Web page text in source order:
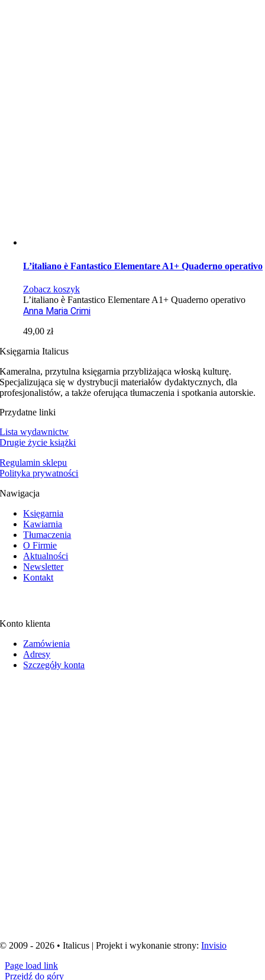
L’italiano è Fantastico Elementare A1+ Quaderno operativo
Zobacz koszyk
L’italiano è Fantastico Elementare A1+ Quaderno operativo
Anna Maria Crimi
49,00zł
Księgarnia Italicus
Kameralna, przytulna księgarnia przybliżająca włoską kulturę.
Specjalizująca się w dystrybucji materiałów dydaktycznych, dla
profesjonalistów, a także oferująca tłumaczenia i spotkania autorskie.
Przydatne linki
Lista wydawnictw
Drugie życie książki
Regulamin sklepu
Polityka prywatności
Nawigacja
Księgarnia
Kawiarnia
Tłumaczenia
O Firmie
Aktualności
Newsletter
Kontakt
Konto klienta
Zamówienia
Adresy
Szczegóły konta
© 2009 - 2026 • Italicus | Projekt i wykonanie strony:Invisio
Page load link
Przejdź do góry